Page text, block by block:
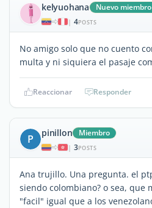
kelyuohana Nuevo miembro
| 4POSTS
No amigo solo que no cuento
multa y ni siquiera el pasaje
Reaccionar Responder
P pinillon Miembro
| 3POSTS
Ana trujillo. Una pregunta. el
siendo colombiano? o sea, que
"facil" igual que a los